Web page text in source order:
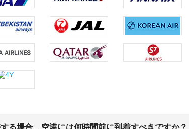
る場合、空港には何時間前に到着すべきですか？